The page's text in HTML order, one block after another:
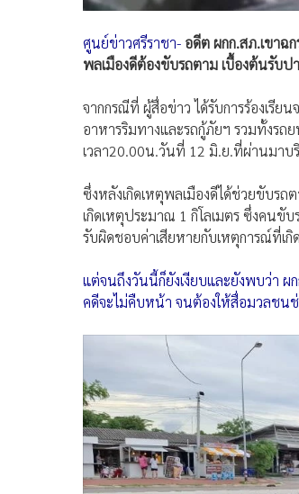
ศูนย์ข่าว​ศรี​ราชา​- อดีต ผกก.สภ.เขาฉ
พลเมืองดีต้องขับรถตาม เบื้องต้นรับ
จากกรณีที่ ผู้สื่อข่าว ได้รับการร้องเรีย
อาหารริมทางและรถกู้ภัยฯ รวมทั้งร
เวลา20.00น.วันที่ 12 มิ.ย.ที่ผ่านมา
ซึ่งหลังเกิดเหตุพลเมืองดีได้ช่วยขับรถ
เกิดเหตุประมาณ 1 กิโลเมตร ซึ่งคนขั
รับผิดชอบค่าเสียหายกับเหตุการณ์ที่เกิ
แต่จนถึงวันนี้ก็ยังเงียบและยังพบว่า ผ
คดีจะไม่คืบหน้า จนต้องให้สื่อมวลชน